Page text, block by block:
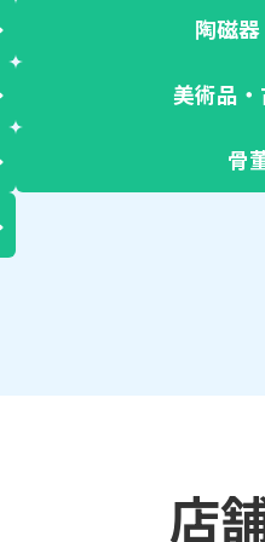
陶磁
美術品
骨
店